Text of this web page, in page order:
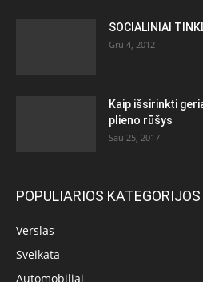
SOCIALINIAI
Gru 4, 2012
Kaip išsirinkti
plieno rūšys
Sau 25, 2017
POPULIARIOS KATEGORIJOS
Verslas
Sveikata
Automobiliai